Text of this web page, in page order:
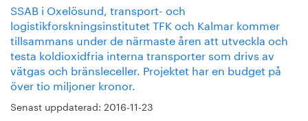
SSAB i Oxelösund, transport- och
logistikforskningsinstitutet TFK och Kalmar kommer
tillsammans under de närmaste åren att utveckla och
testa koldioxidfria interna transporter som drivs av
vätgas och bränsleceller. Projektet har en budget på
över tio miljoner kronor.
Senast uppdaterad: 2016-11-23